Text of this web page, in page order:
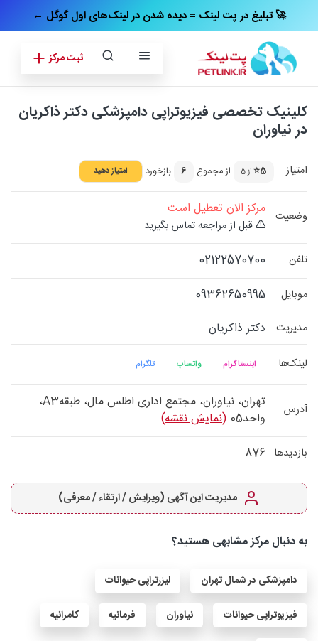
← تبلیغ در پت‌ لینک = دیده شدن در لینک‌های اول گوگل 🚀
ثبت مرکز
کلینیک تخصصی فیزیوتراپی دامپزشکی دکتر ذاکریان
در نیاوران
امتیاز 5⭐ از 5 از مجموع 6 بازخورد امتیاز دهید
وضعیت مرکز الان تعطیل است
قبل از مراجعه تماس بگیرید
تلفن
02122570700
موبایل 09362650995
مدیریت دکتر ذاکریان
لینک‌ها تلگرام واتساپ اینستاگرام
آدرس
تهران، نیاوران، مجتمع اداری اطلس مال، طبقهA3،
واحد05
(نمایش نقشه)
بازدیدها 876
مدیریت این آگهی (ویرایش / ارتقاء / معرفی)
به دنبال مرکز مشابهی هستید؟
دامپزشکی در شمال تهران لیزرتراپی حیوانات
فیزیوتراپی حیوانات نیاوران فرمانیه کامرانیه